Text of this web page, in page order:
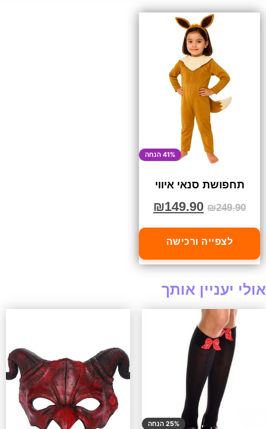
41% הנחה
תחפושת סנאי איווי
₪249.90
₪149.90
לצפייה ורכישה
אולי יעניין אותך
25% הנחה